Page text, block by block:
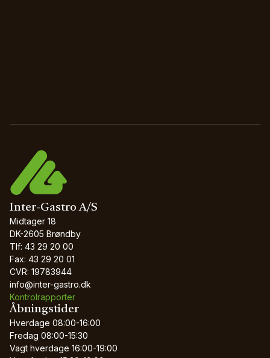
Inter-Gastro A/S
Midtager 18
DK-2605 Brøndby
Tlf: 43 29 20 00
Fax: 43 29 20 01
CVR: 19783944
info@inter-gastro.dk
Kontrolrapporter
Åbningstider
Hverdage 08:00-16:00
Fredag 08:00-15:30
Vagt hverdage 16:00-19:00